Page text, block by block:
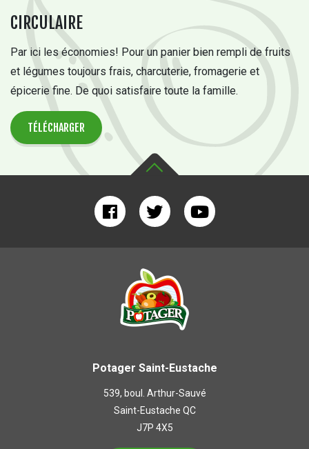
CIRCULAIRE
Par ici les économies! Pour un panier bien rempli de fruits
et légumes toujours frais, charcuterie, fromagerie et
épicerie fine. De quoi satisfaire toute la famille.
TÉLÉCHARGER
Potager Saint-Eustache
539, boul. Arthur-Sauvé
Saint-Eustache QC
J7P 4X5